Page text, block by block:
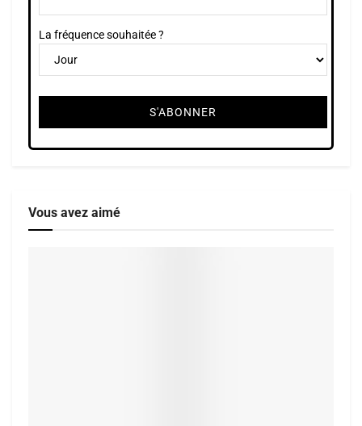
La fréquence souhaitée ?
Vous avez aimé